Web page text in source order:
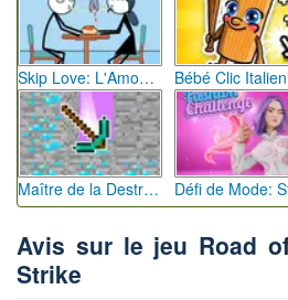
Skip Love: L'Amour en Péril
Maître de la Destruction: Fusion de Pioches
Avis sur le jeu Road
Strike